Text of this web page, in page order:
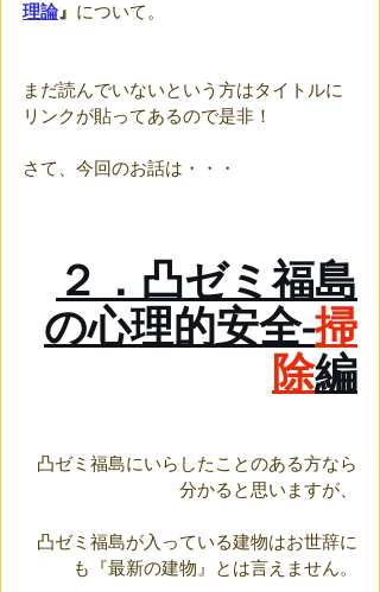
理論』 について。
まだ読んでいないという方はタイトルに
リンクが貼ってあるので是非！
さて、今回のお話は・・・
２．凸ゼミ福島
の心理的安全-掃
除編
凸ゼミ福島にいらしたことのある方なら
分かると思いますが、
凸ゼミ福島が入っている建物はお世辞に
も『最新の建物』とは言えません。